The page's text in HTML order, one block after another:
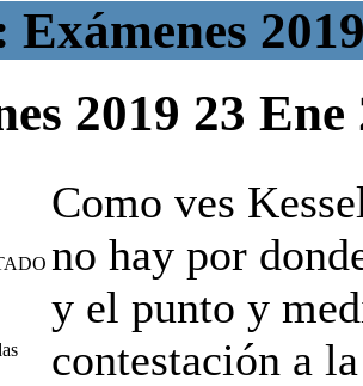
2019 23
Como ves
no hay por
y el punto y
contestación a